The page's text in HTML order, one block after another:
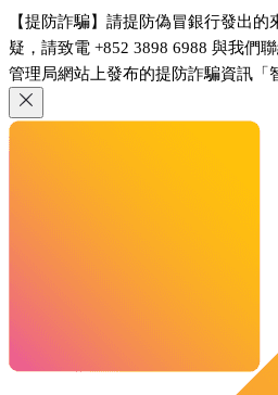
【提防詐騙】請提防偽冒銀行發出
疑，請致電 +852 3898 6988 與我們
管理局網站上發布的提防詐騙資訊「